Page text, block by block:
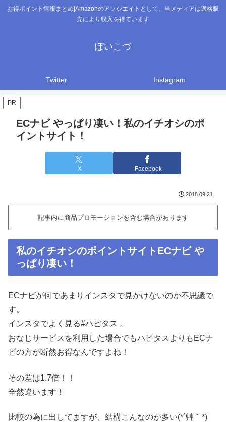
お得ポイント情報まとめ|Amazonのアソシエイトとして、当メディアは適格販
売により収入を得ています
ぽいこづ
Twitter Instagram
PR
ECナビ やっぱり凄い！私のイチオシのポ
イントサイト！
X Facebook
2018.09.21
記事内に商品プロモーションを含む場合があります
私のイチオシのポイントサイトECナビ や
っぱり凄い！
ECナビが何であまりインスタで見かけないのか不思議で
す。
インスタでよく見る#ハピタス 。
おなじサービスを利用した場合でもハピタスよりもECナ
ビの方が断然お得なんですよね！
その差は1.7倍️！！
全然違います！
比較の為に出してますが、結構こんなのが多い(*´艸｀*)